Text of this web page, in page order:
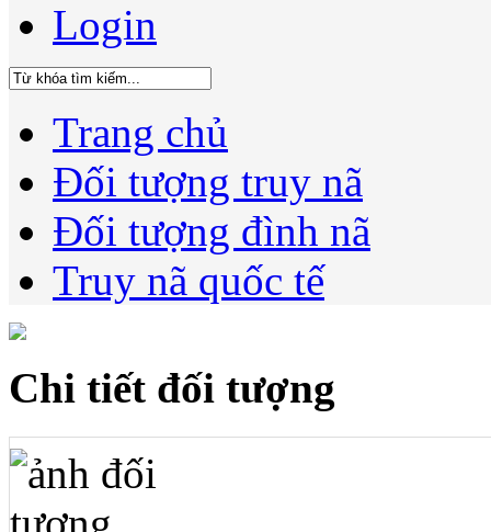
Login
Trang chủ
Đối tượng truy nã
Đối tượng đình nã
Truy nã quốc tế
Chi tiết đối tượng